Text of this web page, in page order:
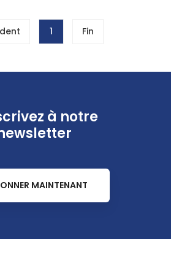
1 Fin
à notre
MAINTENANT